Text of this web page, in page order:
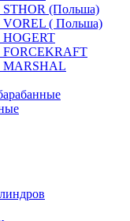
STHOR (Польша)
VOREL ( Польша)
HOGERT
FORCEKRAFT
MARSHAL